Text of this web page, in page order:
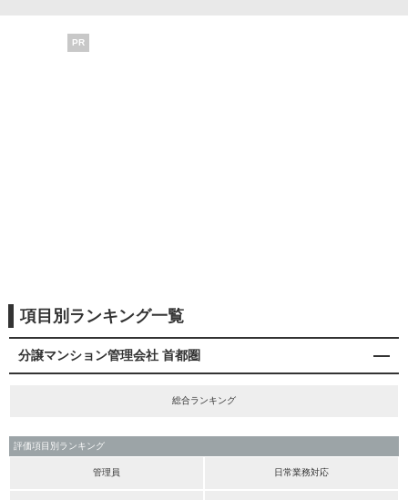
PR
項目別ランキング一覧
分譲マンション管理会社 首都圏
総合ランキング
評価項目別ランキング
管理員 日常業務対応